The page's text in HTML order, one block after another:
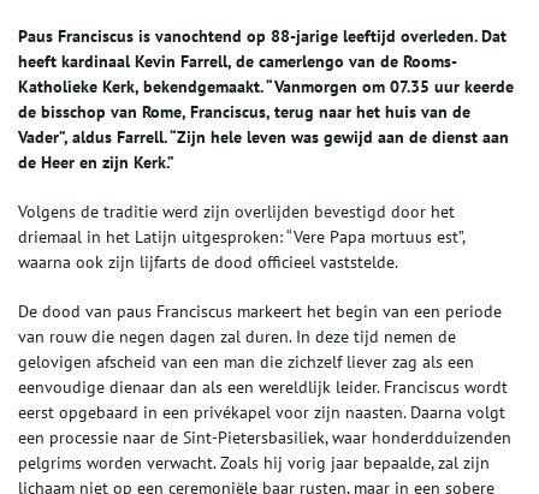
Paus Franciscus is vanochtend op 88-jarige leeftijd overleden. Dat
heeft kardinaal Kevin Farrell, de camerlengo van de Rooms-
Katholieke Kerk, bekendgemaakt. “Vanmorgen om 07.35 uur keerde
de bisschop van Rome, Franciscus, terug naar het huis van de
Vader”, aldus Farrell. “Zijn hele leven was gewijd aan de dienst aan
de Heer en zijn Kerk.”
Volgens de traditie werd zijn overlijden bevestigd door het
driemaal in het Latijn uitgesproken: “Vere Papa mortuus est”,
waarna ook zijn lijfarts de dood officieel vaststelde.
De dood van paus Franciscus markeert het begin van een periode
van rouw die negen dagen zal duren. In deze tijd nemen de
gelovigen afscheid van een man die zichzelf liever zag als een
eenvoudige dienaar dan als een wereldlijk leider. Franciscus wordt
eerst opgebaard in een privékapel voor zijn naasten. Daarna volgt
een processie naar de Sint-Pietersbasiliek, waar honderdduizenden
pelgrims worden verwacht. Zoals hij vorig jaar bepaalde, zal zijn
lichaam niet op een ceremoniële baar rusten, maar in een sobere